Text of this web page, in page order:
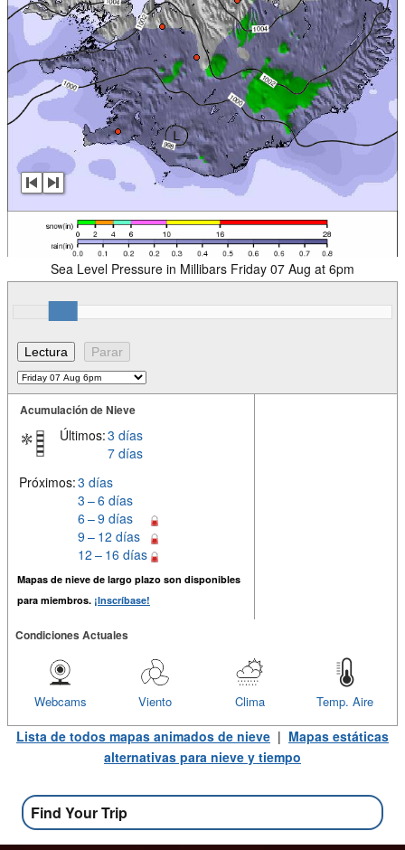
Sea Level Pressure in Millibars Friday 07 Aug at 6pm
Acumulación de Nieve
Últimos:3 días
7 días
Próximos:3 días
3 – 6 días
6 – 9 días
9 – 12 días
12 – 16 días
Mapas de nieve de largo plazo son disponibles
para miembros. ¡Inscríbase!
Condiciones Actuales
Temp. Aire
Clima
Viento
Webcams
Lista de todos mapas animados de nieve | Mapas estáticas
alternativas para nieve y tiempo
Find Your Trip